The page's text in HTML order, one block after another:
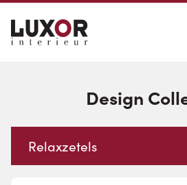
Design
Relaxzetels